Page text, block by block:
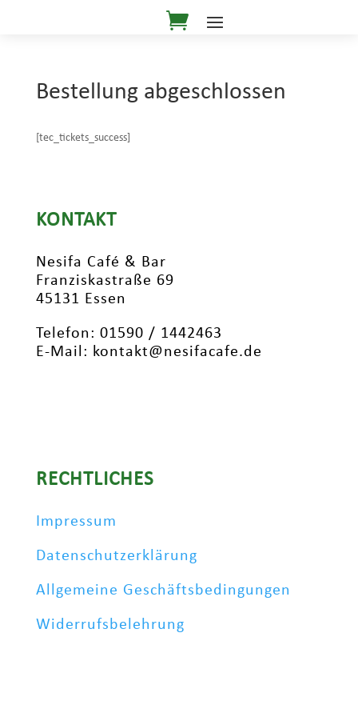
Bestellung abgeschlossen
[tec_tickets_success]
KONTAKT
Nesifa Café & Bar
Franziskastraße 69
45131 Essen
Telefon: 01590 / 1442463
E-Mail: kontakt@nesifacafe.de
RECHTLICHES
Impressum
Datenschutzerklärung
Allgemeine Geschäftsbedingungen
Widerrufsbelehrung